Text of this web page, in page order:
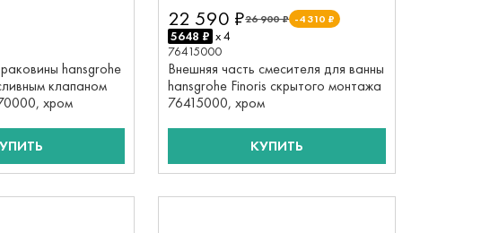
hansgrohe
клапаном
хром
26 900 ₽ -4 310 ₽
22 590 ₽
5648 ₽ x 4
76415000
Внешняя часть смесителя для ванны
hansgrohe Finoris скрытого монтажа
76415000, хром
КУПИТЬ